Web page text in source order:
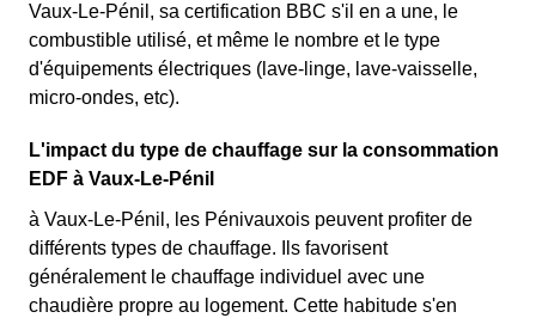
Vaux-Le-Pénil, sa certification BBC s'il en a une, le
combustible utilisé, et même le nombre et le type
d'équipements électriques (lave-linge, lave-vaisselle,
micro-ondes, etc).
L'impact du type de chauffage sur la consommation
EDF à Vaux-Le-Pénil
à Vaux-Le-Pénil, les Pénivauxois peuvent profiter de
différents types de chauffage. Ils favorisent
généralement le chauffage individuel avec une
chaudière propre au logement. Cette habitude s'en